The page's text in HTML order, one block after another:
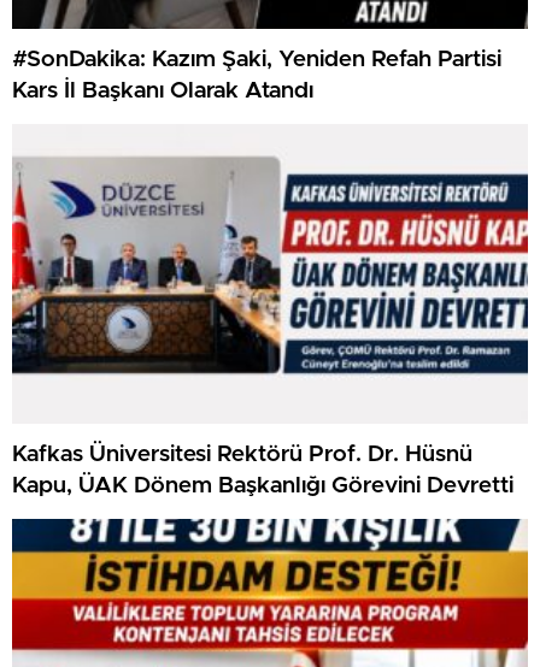
#SonDakika: Kazım Şaki, Yeniden Refah Partisi
Kars İl Başkanı Olarak Atandı
Kafkas Üniversitesi Rektörü Prof. Dr. Hüsnü
Kapu, ÜAK Dönem Başkanlığı Görevini Devretti